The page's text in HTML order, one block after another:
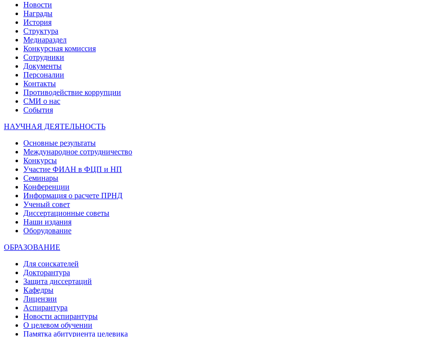
Новости
Награды
История
Структура
Медиараздел
Конкурсная комиссия
Сотрудники
Документы
Персоналии
Контакты
Противодействие коррупции
СМИ о нас
События
НАУЧНАЯ ДЕЯТЕЛЬНОСТЬ
Основные результаты
Международное сотрудничество
Конкурсы
Участие ФИАН в ФЦП и НП
Семинары
Конференции
Информация о расчете ПРНД
Ученый совет
Диссертационные советы
Наши издания
Оборудование
ОБРАЗОВАНИЕ
Для соискателей
Докторантура
Защита диссертаций
Кафедры
Лицензии
Аспирантура
Новости аспирантуры
О целевом обучении
Памятка абитуриента целевика